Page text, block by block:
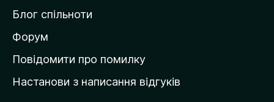
і
в
к
M
Блог спільноти
Форум
Повідомити про помилку
Настанови з написання відгуків